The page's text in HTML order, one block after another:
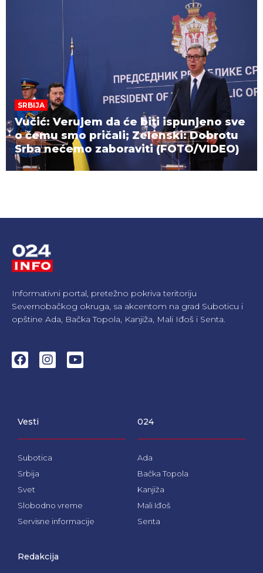
SRBIJA
Vučić: Verujem da će biti ispunjeno sve
o čemu smo pričali; Zelenski: Dobrotu
Srba nećemo zaboraviti (FOTO/VIDEO)
Informativni portal, pretežno pokriva teritoriju
Severnobačkog okruga, sa akcentom na grad Suboticu i
opštine Ada, Bačka Topola, Kanjiža, Mali Iđoš i Senta.
F
a
o
o
k
I
n
a
Y
o
Vesti
Subotica
Srbija
Svet
Slobodno vreme
Servisne informacije
024
Ada
Bačka Topola
Kanjiža
Mali Iđoš
Senta
Redakcija